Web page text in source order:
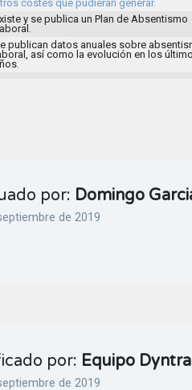
costes que pudieran generar.
y se publica un Plan de Absentismo
publican datos anuales sobre
así como la evolución en los
por: Domingo
de 2019
por: Equipo Dyntra
de 2019